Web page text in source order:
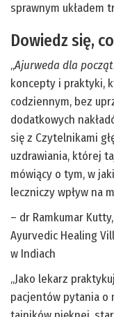
sprawnym układem
Dowiedz się,
„Ajurweda dla
koncepty i praktyki,
codziennym, bez
dodatkowych
się z Czytelnikami
uzdrawiania, której
mówiący o tym, w
leczniczy wpływ na
– dr Ramkumar
Ayurvedic Healing
w Indiach
„Jako lekarz
pacjentów pytania o